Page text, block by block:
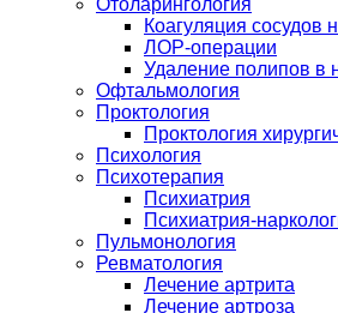
Отоларингология
Коагуляция сосудов
ЛОР-операции
Удаление полипов в
Офтальмология
Проктология
Проктология
Психология
Психотерапия
Психиатрия
Психиатрия-
Пульмонология
Ревматология
Лечение артрита
Лечение артроза